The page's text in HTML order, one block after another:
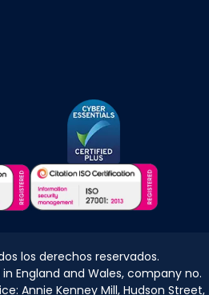
los derechos reservados.
England and Wales, company no.
Annie Kenney Mill, Hudson Street,